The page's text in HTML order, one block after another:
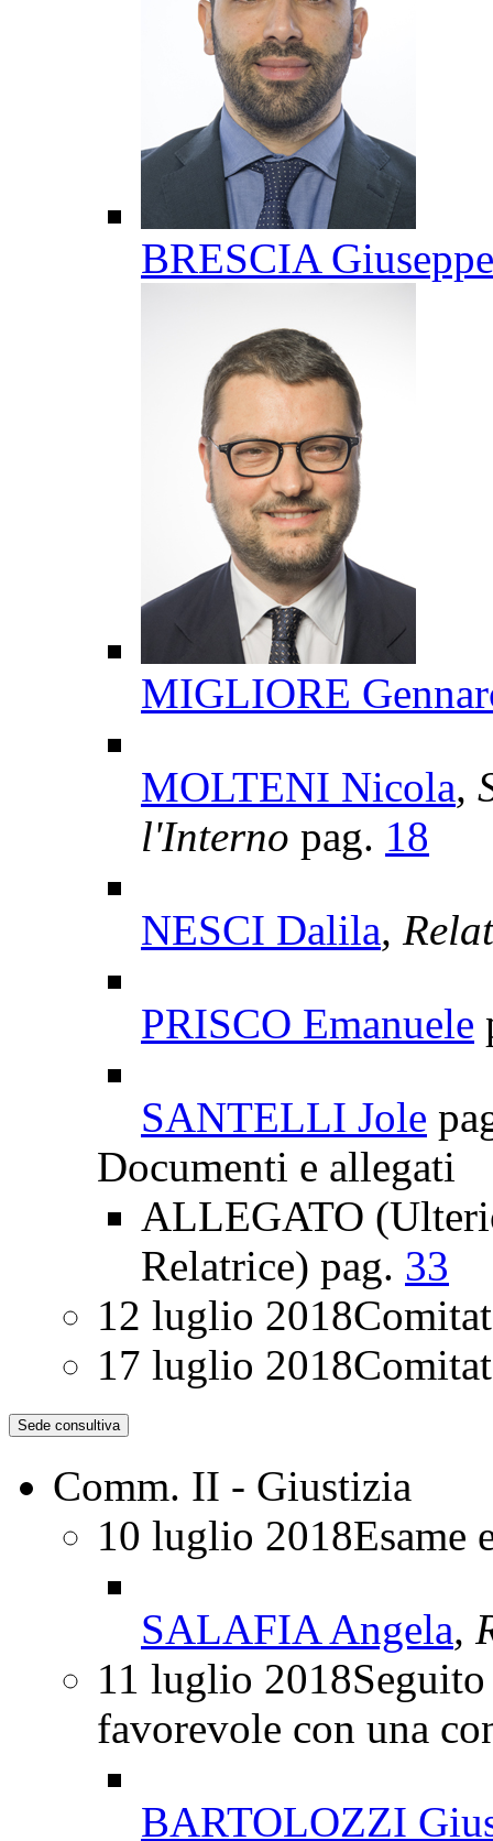
BRESCIA Giuseppe
MIGLIORE
MOLTENI Nicola,
l'Interno pag. 18
NESCI Dalila,
PRISCO Emanuele
SANTELLI Jole
Documenti e allegati
ALLEGATO
Relatrice) pag. 33
12 luglio 2018
17 luglio 2018
Sede consultiva
Comm. II - Giustizia
10 luglio 2018Esame
SALAFIA Angela,
11 luglio 2018
favorevole con una
BARTOLOZZI